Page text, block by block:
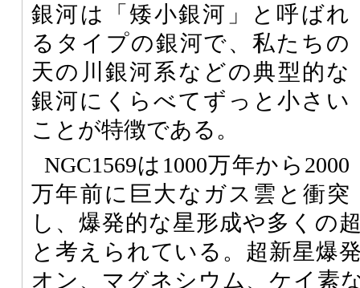
銀河は「矮小銀河」と呼ばれ
るタイプの銀河で、私たちの
天の川銀河系などの典型的な
銀河にくらべてずっと小さい
ことが特徴である。
NGC1569は1000万年から2000
万年前に巨大なガス雲と衝突
し、爆発的な星形成や多くの
と考えられている。超新星爆
オン、マグネシウム、ケイ素